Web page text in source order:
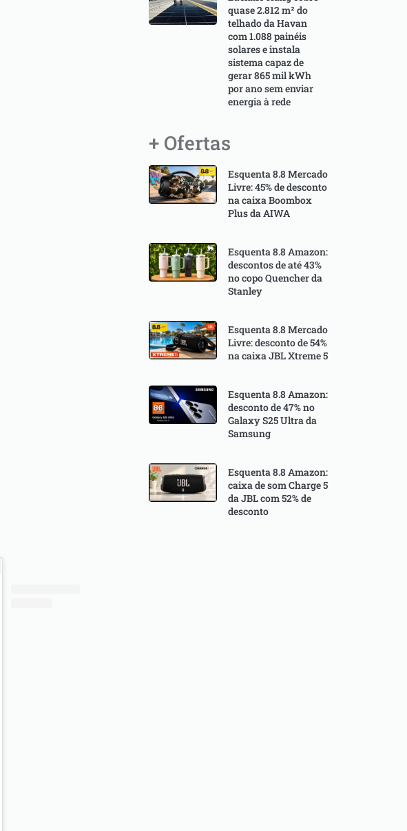
quase 2.812 m² do
telhado da Havan
com 1.088 painéis
solares e instala
sistema capaz de
gerar 865 mil kWh
por ano sem enviar
energia à rede
+ Ofertas
Esquenta 8.8 Mercado
Livre: 45% de desconto
na caixa Boombox
Plus da AIWA
Esquenta 8.8 Amazon:
descontos de até 43%
no copo Quencher da
Stanley
Esquenta 8.8 Mercado
Livre: desconto de 54%
na caixa JBL Xtreme 5
Esquenta 8.8 Amazon:
desconto de 47% no
Galaxy S25 Ultra da
Samsung
Esquenta 8.8 Amazon:
caixa de som Charge 5
da JBL com 52% de
desconto